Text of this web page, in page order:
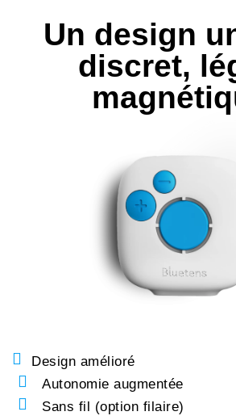
Un design
discret,
Design amélioré
Autonomie augmentée
Sans fil (option filaire)